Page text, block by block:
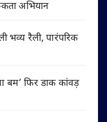
अभियान
भव्य रैली, पारंपरिक
बम’ फिर डाक कांवड़